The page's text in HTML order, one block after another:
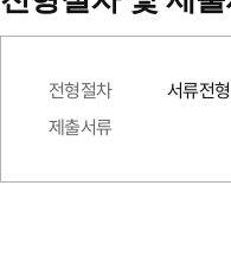
전형절차
서류전
제출서류